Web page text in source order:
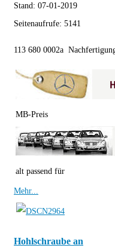
Stand: 07-01-2019
Seitenaufrufe: 5141
113 680 0002a
MB-Preis
alt passend für
Mehr...
Hohlschraube an